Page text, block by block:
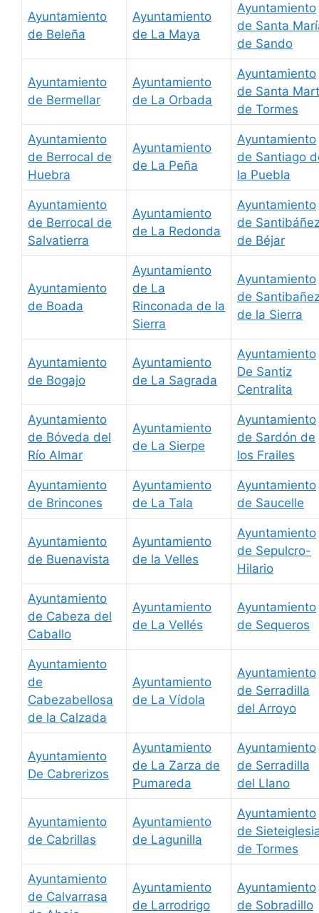
Ayuntamiento
de Beleña
Ayuntamiento
de La Maya
Ayuntamiento
de Santa
de Sando
Ayuntamiento
de Bermellar
Ayuntamiento
de La Orbada
Ayuntamiento
de Santa
de Tormes
Ayuntamiento
de Berrocal de
Huebra
Ayuntamiento
de La Peña
Ayuntamiento
de Santiago
la Puebla
Ayuntamiento
de Berrocal de
Salvatierra
Ayuntamiento
de La Redonda
Ayuntamiento
de
de Béjar
Ayuntamiento
de Boada
Ayuntamiento
de La
Rinconada de la
Sierra
Ayuntamiento
de
de la Sierra
Ayuntamiento
de Bogajo
Ayuntamiento
de La Sagrada
Ayuntamiento
De Santiz
Centralita
Ayuntamiento
de Bóveda del
Río Almar
Ayuntamiento
de La Sierpe
Ayuntamiento
de Sardón de
los Frailes
Ayuntamiento
de Brincones
Ayuntamiento
de La Tala
Ayuntamiento
de Saucelle
Ayuntamiento
de Buenavista
Ayuntamiento
de la Velles
Ayuntamiento
de Sepulcro-
Hilario
Ayuntamiento
de Cabeza del
Caballo
Ayuntamiento
de La Vellés
Ayuntamiento
de Sequeros
Ayuntamiento
de
Cabezabellosa
de la Calzada
Ayuntamiento
de La Vídola
Ayuntamiento
de Serradilla
del Arroyo
Ayuntamiento
De Cabrerizos
Ayuntamiento
de La Zarza de
Pumareda
Ayuntamiento
de Serradilla
del Llano
Ayuntamiento
de Cabrillas
Ayuntamiento
de Lagunilla
Ayuntamiento
de
de Tormes
Ayuntamiento
de Calvarrasa
Ayuntamiento
de Larrodrigo
Ayuntamiento
de Sobradillo